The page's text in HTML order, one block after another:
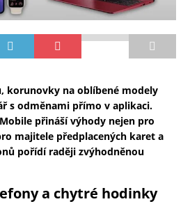
korunovky na oblíbené modely
s odměnami přímo v aplikaci.
přináší výhody nejen pro
majitele předplacených karet a
pořídí raději zvýhodněnou
a chytré hodinky